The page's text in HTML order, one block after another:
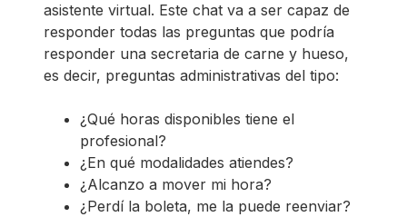
asistente virtual. Este chat va a ser capaz de
responder todas las preguntas que podría
responder una secretaria de carne y hueso,
es decir, preguntas administrativas del tipo:
¿Qué horas disponibles tiene el
profesional?
¿En qué modalidades atiendes?
¿Alcanzo a mover mi hora?
¿Perdí la boleta, me la puede reenviar?